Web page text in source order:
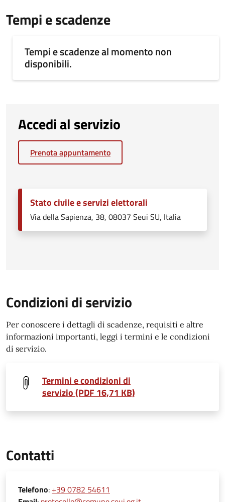
Tempi e scadenze
Tempi e scadenze al momento non
disponibili.
Accedi al servizio
Prenota appuntamento
Stato civile e servizi elettorali
Via della Sapienza, 38, 08037 Seui SU, Italia
Condizioni di servizio
Per conoscere i dettagli di scadenze, requisiti e altre
informazioni importanti, leggi i termini e le condizioni
di servizio.
Termini e condizioni di
servizio (PDF 16,71 KB)
Contatti
Telefono: +39 0782 54611